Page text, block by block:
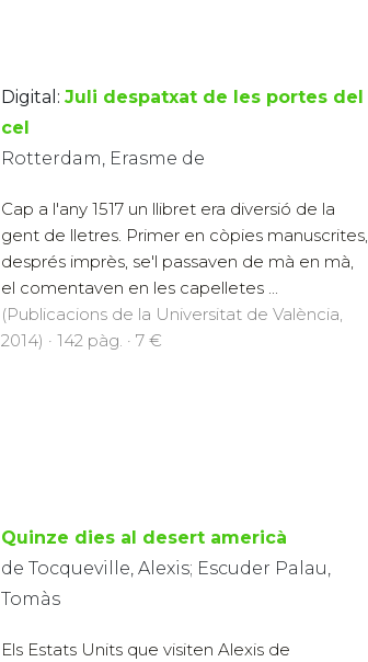
Digital: Juli despatxat de les portes del
cel
Rotterdam, Erasme de
Cap a l'any 1517 un llibret era diversió de la
gent de lletres. Primer en còpies manuscrites,
després imprès, se'l passaven de mà en mà,
el comentaven en les capelletes ...
(Publicacions de la Universitat de València,
2014) · 142 pàg. · 7 €
Quinze dies al desert americà
de Tocqueville, Alexis; Escuder Palau,
Tomàs
Els Estats Units que visiten Alexis de